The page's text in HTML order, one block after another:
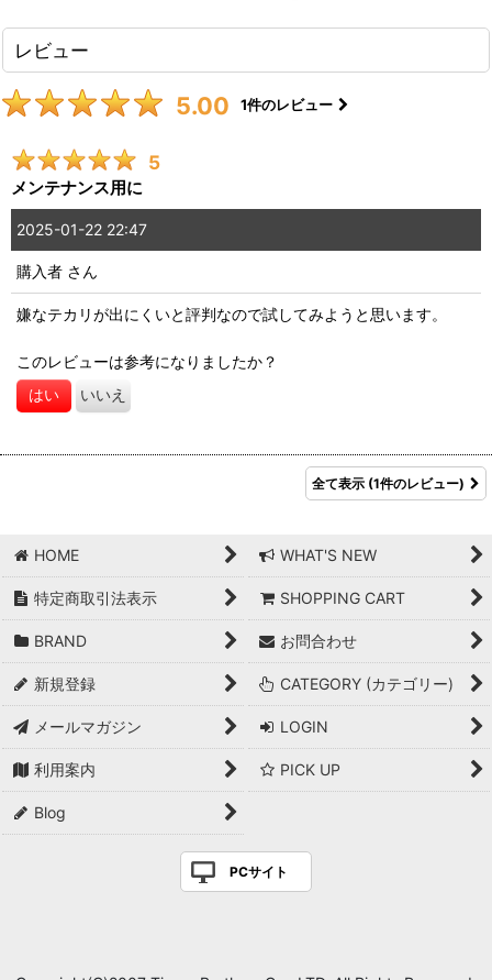
レビュー
5.00 1件のレビュー
5
メンテナンス用に
2025-01-22 22:47
購入者 さん
嫌なテカリが出にくいと評判なので試してみようと思います。
このレビューは参考になりましたか？
はい いいえ
全て表示 (1件のレビュー)
HOME WHAT'S NEW
特定商取引法表示 SHOPPING CART
BRAND お問合わせ
新規登録 CATEGORY (カテゴリー)
メールマガジン LOGIN
利用案内 PICK UP
Blog
PCサイト